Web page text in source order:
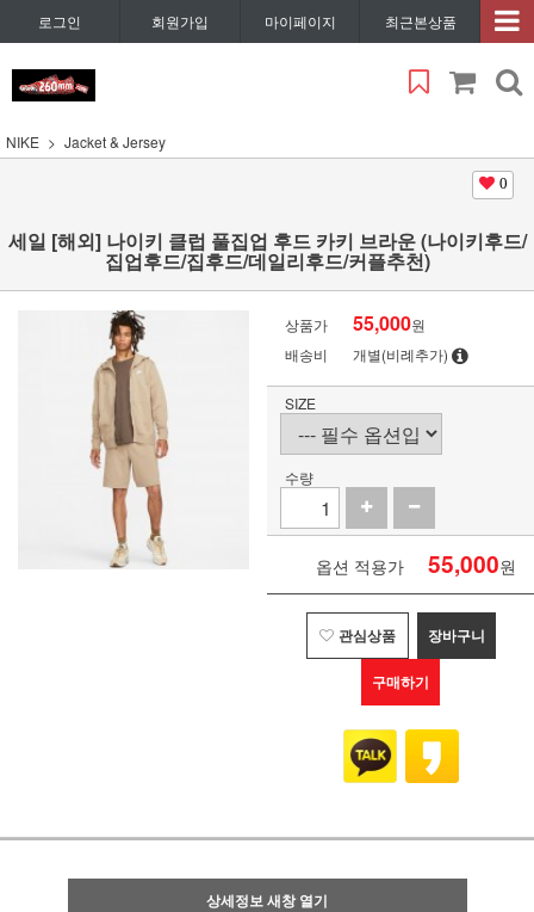
로그인 회원가입 마이페이지 최근본상품
NIKE Jacket & Jersey
0
세일 [해외] 나이키 클럽 풀집업 후드 카키 브라운 (나이키후드/
집업후드/집후드/데일리후드/커플추천)
상품가 55,000원
배송비
개별(비례추가)
SIZE
수량
옵션 적용가 55,000원
관심상품 장바구니
구매하기
상세정보 새창 열기